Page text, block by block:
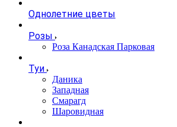
Однолетние цветы
Розы
Роза Канадская Парковая
Туи
Даника
Западная
Смарагд
Шаровидная